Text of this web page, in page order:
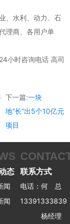
、水利、动力、石
理商、各用户单
小时咨询电话 高司
下一篇:一块
地“长”出5个10亿元
项目
态
闻
闻
联系方式
电话：何 总
13391333839
杨经理